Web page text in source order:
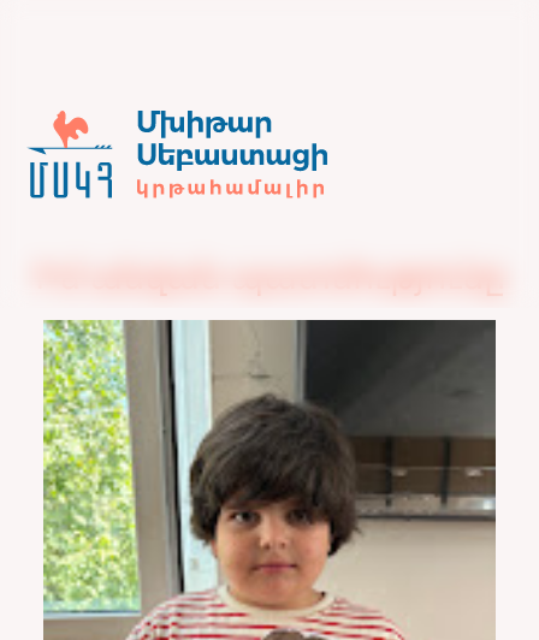
Իմ անվան պատմությունը